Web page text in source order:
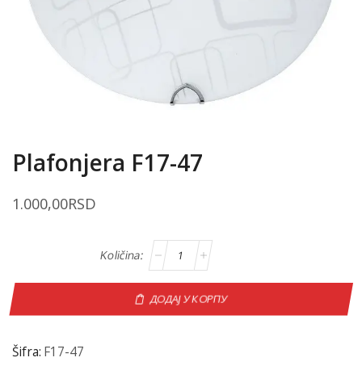
Plafonjera F17-47
1.000,00RSD
ДОДАЈ У КОРПУ
Šifra: F17-47